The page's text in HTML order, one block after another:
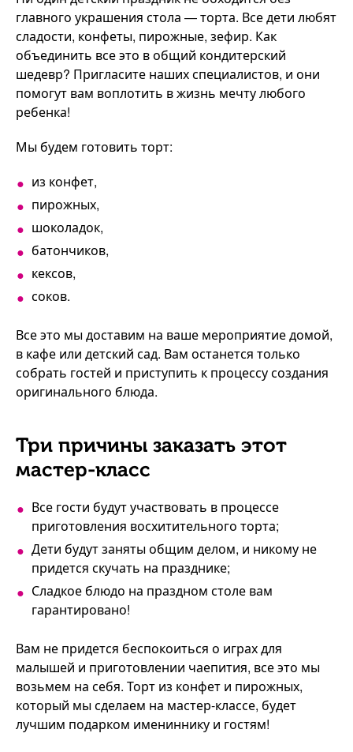
главного украшения стола — торта. Все дети любят
сладости, конфеты, пирожные, зефир. Как
объединить все это в общий кондитерский
шедевр? Пригласите наших специалистов, и они
помогут вам воплотить в жизнь мечту любого
ребенка!
Мы будем готовить торт:
из конфет,
пирожных,
шоколадок,
батончиков,
кексов,
соков.
Все это мы доставим на ваше мероприятие домой,
в кафе или детский сад. Вам останется только
собрать гостей и приступить к процессу создания
оригинального блюда.
Три причины заказать этот
мастер-класс
Все гости будут участвовать в процессе
приготовления восхитительного торта;
Дети будут заняты общим делом, и никому не
придется скучать на празднике;
Сладкое блюдо на праздном столе вам
гарантировано!
Вам не придется беспокоиться о играх для
малышей и приготовлении чаепития, все это мы
возьмем на себя. Торт из конфет и пирожных,
который мы сделаем на мастер-классе, будет
лучшим подарком имениннику и гостям!